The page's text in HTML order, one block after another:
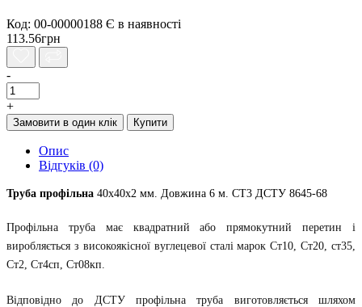
Код: 00-00000188 Є в наявності
113.56грн
-
+
Замовити в один клік Купити
Опис
Відгуків (0)
Труба профільна 40х40х2 мм. Довжина 6 м. СТ3 ДСТУ 8645-68
Профільна труба має квадратний або прямокутний перетин і
виробляється з високоякісної вуглецевої сталі марок Ст10, Ст20, ст35,
Ст2, Ст4сп, Ст08кп.
Відповідно до ДСТУ профільна труба виготовляється шляхом